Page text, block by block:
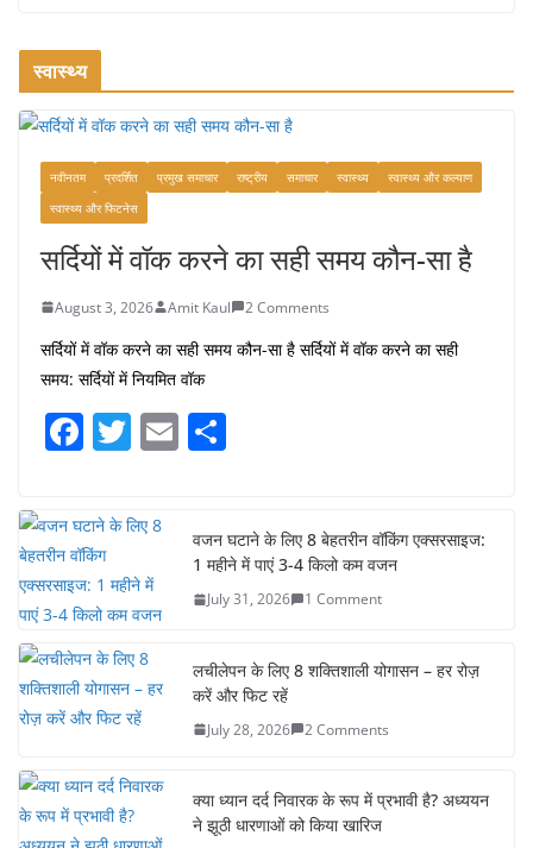
July 30, 2026
खाने के शौकीनों के लिए कश्मीर के 5 बेहतरीन
August 6, 2026 1 Comment
स्वास्थ्य
नवीनतम प्रदर्शित प्रमुख समाचार राष्ट्रीय समाचार स्वास्थ्य
स्वास्थ्य और कल्याण
स्वास्थ्य और फिटनेस
सर्दियों में वॉक करने का सही समय कौन-सा है
August 3, 2026 Amit Kaul 2 Comments
सर्दियों में वॉक करने का सही समय कौन-सा है सर्दियों में वॉक करने का सही
समय: सर्दियों में नियमित वॉक
F
a
c
e
b
o
o
k
T
w
itt
er
E
m
e
वजन घटाने के लिए 8 बेहतरीन वॉकिंग एक्सरसाइज:
1 महीने में पाएं 3-4 किलो कम वजन
July 31, 2026 1 Comment
लचीलेपन के लिए 8 शक्तिशाली योगासन – हर रोज़
करें और फिट रहें
July 28, 2026 2 Comments
क्या ध्यान दर्द निवारक के रूप में प्रभावी है? अध्ययन
ने झूठी धारणाओं को किया खारिज